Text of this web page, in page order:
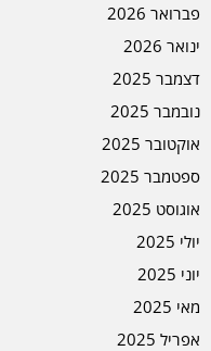
פברואר 2026
ינואר 2026
דצמבר 2025
נובמבר 2025
אוקטובר 2025
ספטמבר 2025
אוגוסט 2025
יולי 2025
יוני 2025
מאי 2025
אפריל 2025